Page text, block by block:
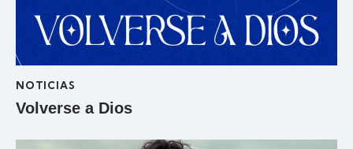
NOTICIAS
Volverse a Dios